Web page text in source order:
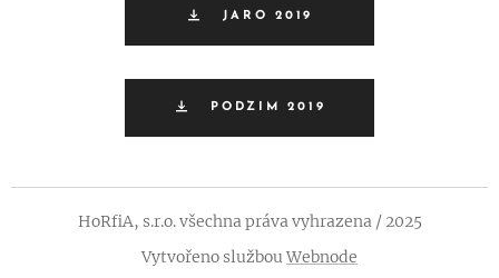
JARO 2019
PODZIM 2019
HoRfiA, s.r.o. všechna práva vyhrazena / 2025
Vytvořeno službouWebnode